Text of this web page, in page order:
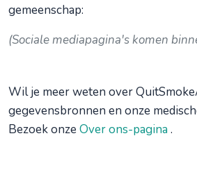
gemeenschap:
(Sociale mediapagina's komen
Wil je meer weten over
gegevensbronnen en onze
Bezoek onze Over ons-pagina .